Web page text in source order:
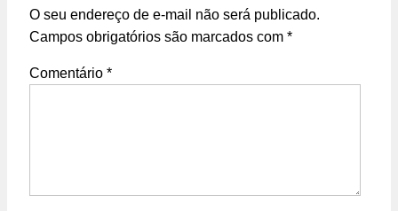
O seu endereço de e-mail não será publicado.
Campos obrigatórios são marcados com *
Comentário *